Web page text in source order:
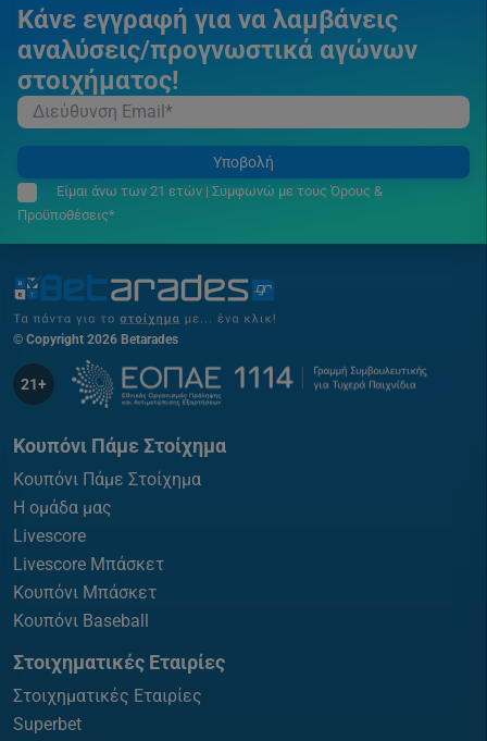
Κάνε εγγραφή για να λαμβάνεις
αναλύσεις/προγνωστικά αγώνων
στοιχήματος!
Υποβολή
Είμαι άνω των 21 ετών | Συμφωνώ με τους Όρους &
Προϋποθέσεις*
© Copyright 2026 Betarades
21+
Κουπόνι Πάμε Στοίχημα
Κουπόνι Πάμε Στοίχημα
Η ομάδα μας
Livescore
Livescore Μπάσκετ
Κουπόνι Μπάσκετ
Κουπόνι Baseball
Στοιχηματικές Εταιρίες
Στοιχηματικές Εταιρίες
Superbet